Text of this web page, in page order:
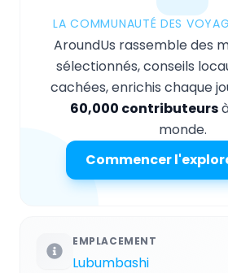
LA COMMUNAUTÉ DES
AroundUs rassemble des
sélectionnés, conseils
cachées, enrichis chaque
60,000 contributeurs
monde.
Commencer
EMPLACEMENT
Lubumbashi